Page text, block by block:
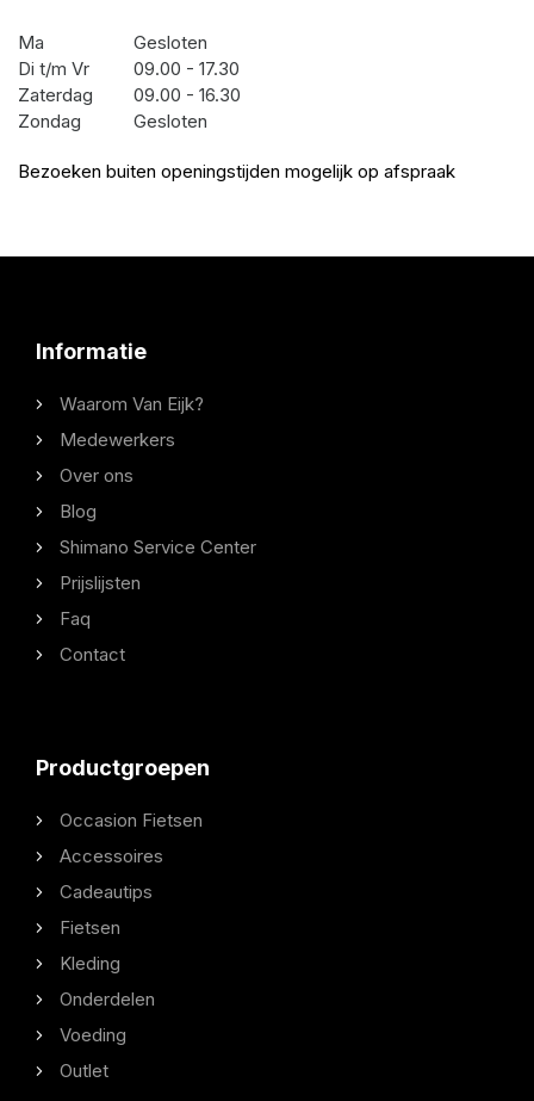
Ma
Gesloten
Di t/m Vr
09.00 - 17.30
Zaterdag
09.00 - 16.30
Zondag
Gesloten
Bezoeken buiten openingstijden mogelijk op afspraak
Informatie
Waarom Van Eijk?
Medewerkers
Over ons
Blog
Shimano Service Center
Prijslijsten
Faq
Contact
Productgroepen
Occasion Fietsen
Accessoires
Cadeautips
Fietsen
Kleding
Onderdelen
Voeding
Outlet